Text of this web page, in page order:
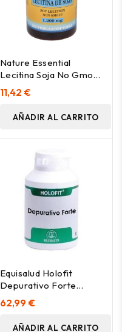
Nature Essential
Lecitina Soja No Gmo
Ip 1200Mg 150 Perlas
11,42 €
AÑADIR AL CARRITO
Equisalud Holofit
Depurativo Forte
180Caps
62,99 €
AÑADIR AL CARRITO